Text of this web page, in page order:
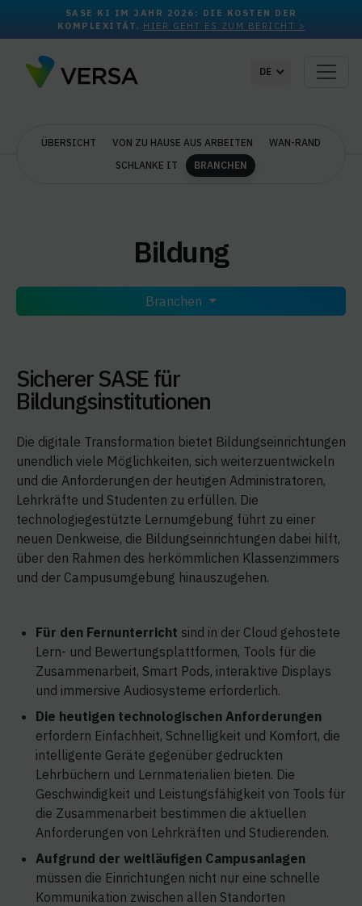
SASE KI IM JAHR 2026: DIE KOSTEN DER
KOMPLEXITÄT. HIER GEHT ES ZUM BERICHT >
DE
ÜBERSICHT VON ZU HAUSE AUS ARBEITEN
WAN-RAND
SCHLANKE IT
BRANCHEN
Bildung
Branchen
Sicherer SASE für
Bildungsinstitutionen
Die digitale Transformation bietet Bildungseinrichtungen
unendlich viele Möglichkeiten, sich weiterzuentwickeln
und die Anforderungen der heutigen Administratoren,
Lehrkräfte und Studenten zu erfüllen. Die
technologiegestützte Lernumgebung führt zu einer
neuen Denkweise, die Bildungseinrichtungen dabei hilft,
über den Rahmen des herkömmlichen Klassenzimmers
und der Campusumgebung hinauszugehen.
Für den Fernunterricht sind in der Cloud gehostete
Lern- und Bewertungsplattformen, Tools für die
Zusammenarbeit, Smart Pods, interaktive Displays
und immersive Audiosysteme erforderlich.
Die heutigen technologischen Anforderungen
erfordern Einfachheit, Schnelligkeit und Komfort, die
intelligente Geräte gegenüber gedruckten
Lehrbüchern und Lernmaterialien bieten. Die
Geschwindigkeit und Leistungsfähigkeit von Tools für
die Zusammenarbeit bestimmen die aktuellen
Anforderungen von Lehrkräften und Studierenden.
Aufgrund der weitläufigen Campusanlagen
müssen die Einrichtungen nicht nur eine schnelle
Kommunikation zwischen allen Standorten